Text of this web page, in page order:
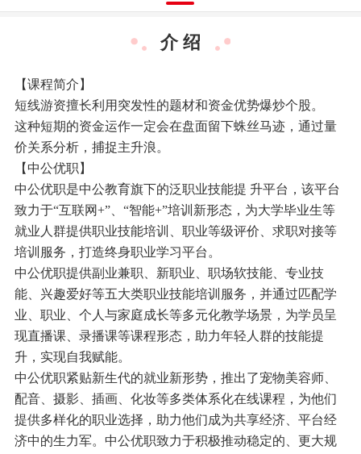
介 绍
【课程简介】
短线游资擅长利用突发性的题材和资金优势爆炒个股。
这种短期的资金运作一定会在盘面留下蛛丝马迹，通过量
价关系分析，捕捉主升浪。
【中公优职】
中公优职是中公教育旗下的泛职业技能提 升平台，该平台
致力于“互联网+”、“智能+”培训新形态，为大学毕业生等
就业人群提供职业技能培训、职业等级评价、求职对接等
培训服务，打造终身职业学习平台。
中公优职提供副业兼职、新职业、职场软技能、专业技
能、兴趣爱好等五大类职业技能培训服务，并通过匹配学
业、职业、个人与家庭成长等多元化教学场景，为学员呈
现直播课、录播课等课程形态，助力年轻人群的技能提
升，实现自我赋能。
中公优职紧贴新生代的就业新形势，推出了宠物美容师、
配音、摄影、插画、化妆等多类体系化在线课程，为他们
提供多样化的职业选择，助力他们成为共享经济、平台经
济中的生力军。中公优职致力于积极推动稳定的、更大规